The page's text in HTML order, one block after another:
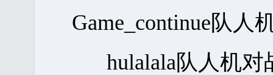
Game_continue队人
hulalala队人机